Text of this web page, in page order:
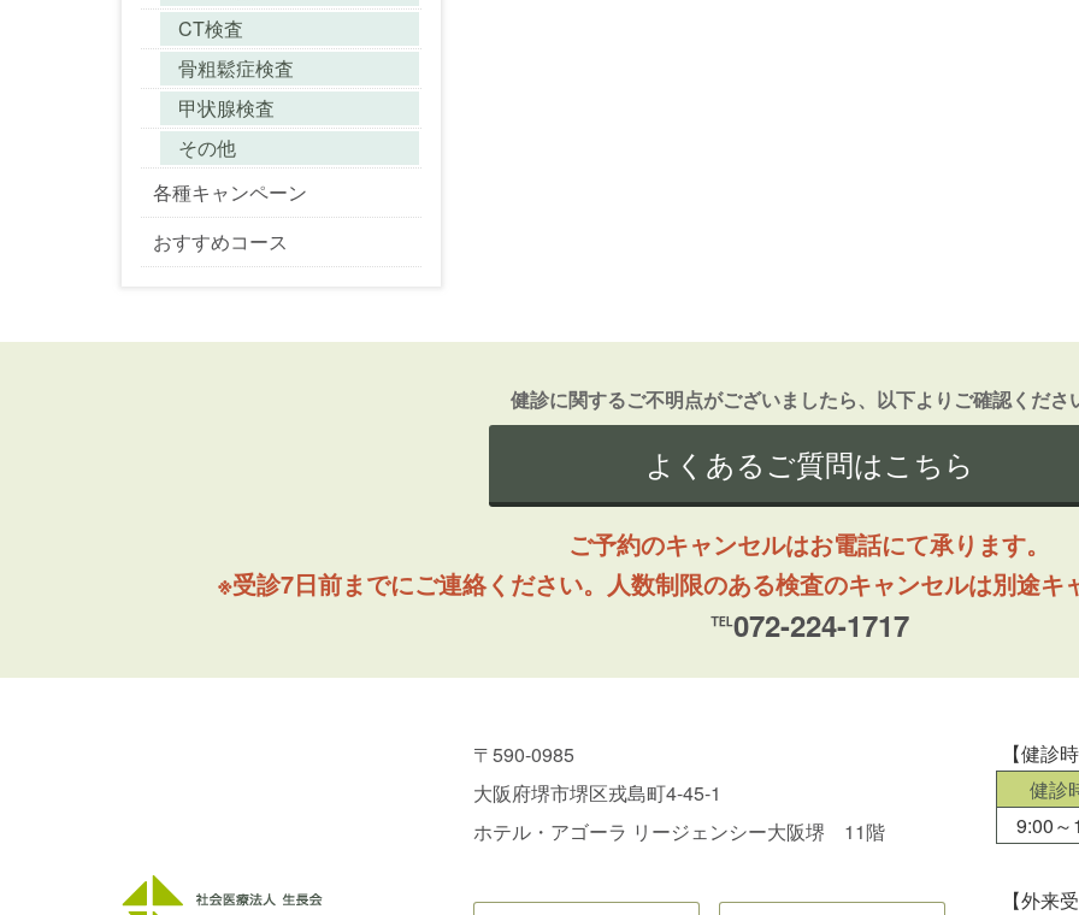
CT検査
骨粗鬆症検査
甲状腺検査
その他
各種キャンペーン
おすすめコース
健診に関するご不明点がございましたら、以下よりご確認くださ
よくあるご質問はこちら
ご予約のキャンセルはお電話にて承ります。
※受診7日前までにご連絡ください。人数制限のある検査のキャンセルは別途キ
℡072-224-1717
〒590-0985
大阪府堺市堺区戎島町4-45-1
ホテル・アゴーラ リージェンシー大阪堺 11階
【健診
健診
9:00～
【外来